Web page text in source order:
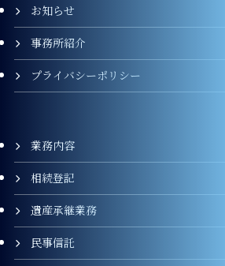
お知らせ
事務所紹介
プライバシーポリシー
業務内容
相続登記
遺産承継業務
民事信託